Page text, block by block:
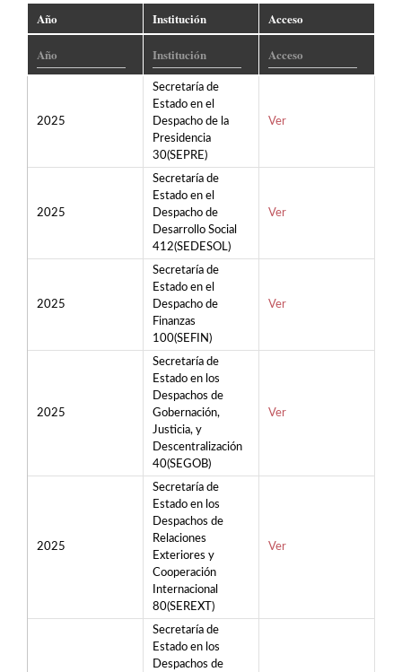
Año Institución Acceso
2025
Secretaría de
Estado en el
Despacho de la
Presidencia
30(SEPRE)
Ver
2025
Secretaría de
Estado en el
Despacho de
Desarrollo Social
412(SEDESOL)
Ver
2025
Secretaría de
Estado en el
Despacho de
Finanzas
100(SEFIN)
Ver
2025
Secretaría de
Estado en los
Despachos de
Gobernación,
Justicia, y
Descentralización
40(SEGOB)
Ver
2025
Secretaría de
Estado en los
Despachos de
Relaciones
Exteriores y
Cooperación
Internacional
80(SEREXT)
Ver
Secretaría de
Estado en los
Despachos de